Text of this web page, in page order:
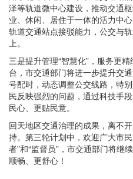
泽等轨道微中心建设，推动交通
业、休闲、居住于一体的活力中
轨道交通站点接驳能力，公交与
上。
三是提升管理“智慧化”，服务更
台，市交通部门将进一步提升交
号配时 ，动态调整公交线路，特
民反映强烈的问题，通过科技手
民心、更贴民意。
回天地区交通治理的成果，离不
持。第三轮计划中，欢迎广大市
者”和“监督员”，市交通部门将继
顺畅、更舒心！